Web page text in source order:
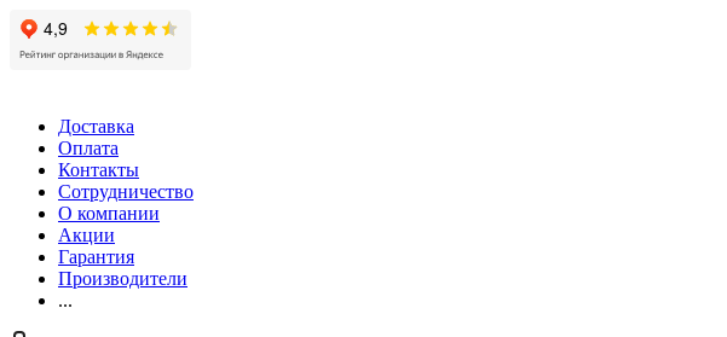
Доставка
Оплата
Контакты
Сотрудничество
О компании
Акции
Гарантия
Производители
...